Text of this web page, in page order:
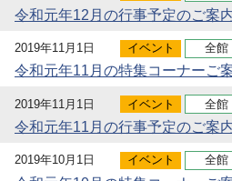
令和元年12月の行事予定のご案
2019年11月1日 イベント 全館
令和元年11月の特集コーナーご
2019年11月1日 イベント 全館
令和元年11月の行事予定のご案
2019年10月1日 イベント 全館